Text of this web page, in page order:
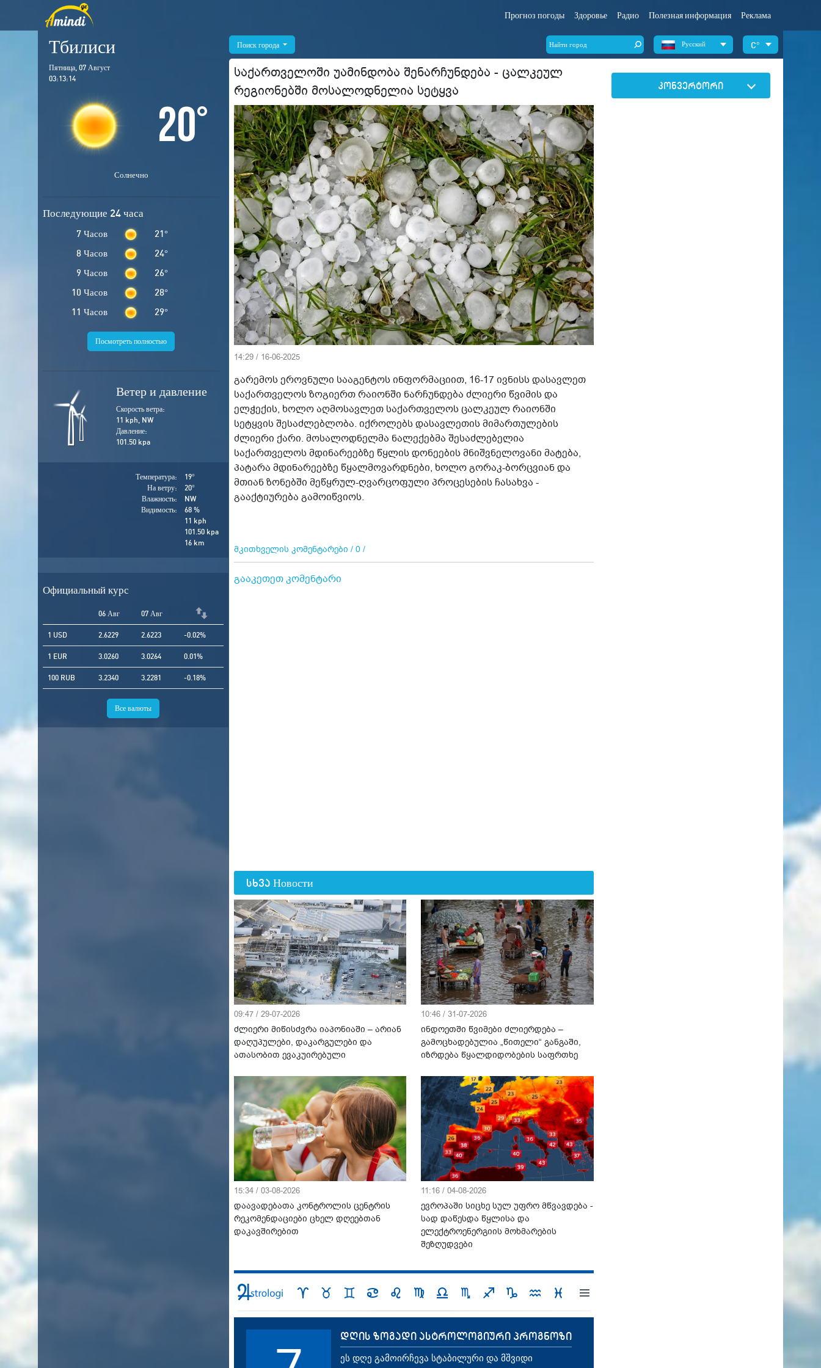
Прогноз погоды Здоровье Радио Полезная информация Реклама
Тбилиси
Пятница, 07 Август
03:13:15
20°
Солнечно
Последующие 24 часа
7 Часов 21°
8 Часов
24°
9 Часов
26°
10 Часов
28°
11 Часов
29°
Посмотреть полностью
Ветер и давление
Скорость ветра:
11 kph, NW
Давление:
101.50 kpa
Температура:
На ветру:
Влажность:
Видимость:
19°
20°
NW
68 %
11 kph
101.50 kpa
16 km
Официальный курс
06 Авг 07 Авг
1 USD 2.6229 2.6223 -0.02%
1 EUR 3.0260 3.0264 0.01%
100 RUB 3.2340 3.2281 -0.18%
Все валюты
Поиск города Русский °
საქართველოში უამინდობა შენარჩუნდება - ცალკეულ
რეგიონებში მოსალოდნელია სეტყვა
14:29 / 16-06-2025
გარემოს ეროვნული სააგენტოს ინფორმაციით, 16-17 ივნისს დასავლეთ
საქართველოს ზოგიერთ რაიონში ნარჩუნდება ძლიერი წვიმის და
ელჭექის, ხოლო აღმოსავლეთ საქართველოს ცალკეულ რაიონში
სეტყვის შესაძლებლობა. იქროლებს დასავლეთის მიმართულების
ძლიერი ქარი. მოსალოდნელმა ნალექებმა შესაძლებელია
საქართველოს მდინარეებზე წყლის დონეების მნიშვნელოვანი მატება,
პატარა მდინარეებზე წყალმოვარდნები, ხოლო გორაკ-ბორცვიან და
მთიან ზონებში მეწყრულ-ღვარცოფული პროცესების ჩასახვა -
გააქტიურება გამოიწვიოს.
მკითხველის კომენტარები / 0 /
გააკეთეთ კომენტარი
სხვა Новости
09:47 / 29-07-2026
ძლიერი მიწისძვრა იაპონიაში – არიან
დაღუპულები, დაკარგულები და
ათასობით ევაკუირებული
10:46 / 31-07-2026
ინდოეთში წვიმები ძლიერდება –
გამოცხადებულია „წითელი“ განგაში,
იზრდება წყალდიდობების საფრთხე
15:34 / 03-08-2026
დაავადებათა კონტროლის ცენტრის
რეკომენდაციები ცხელ დღეებთან
დაკავშირებით
11:16 / 04-08-2026
ევროპაში სიცხე სულ უფრო მწვავდება -
სად დაწესდა წყლისა და
ელექტროენერგიის მოხმარების
შეზღუდვები
დღის ზოგადი ასტროლოგიური პროგნოზი
ეს დღე გამოირჩევა სტაბილური და მშვიდი
კონვერტორი